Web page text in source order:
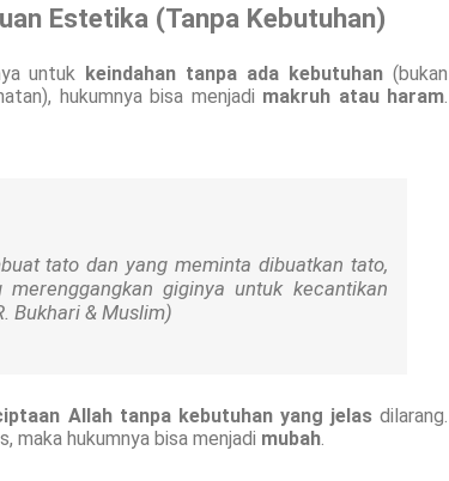
Estetika (Tanpa Kebutuhan)
untuk keindahan tanpa ada kebutuhan (bukan
hukumnya bisa menjadi makruh atau haram.
tato dan yang meminta dibuatkan tato,
giginya untuk kecantikan
Bukhari & Muslim)
Allah tanpa kebutuhan yang jelasdilarang.
maka hukumnya bisa menjadi mubah.